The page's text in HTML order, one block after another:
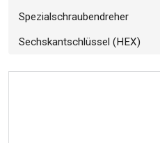
Spezialschraubendreher
Sechskantschlüssel (HEX)